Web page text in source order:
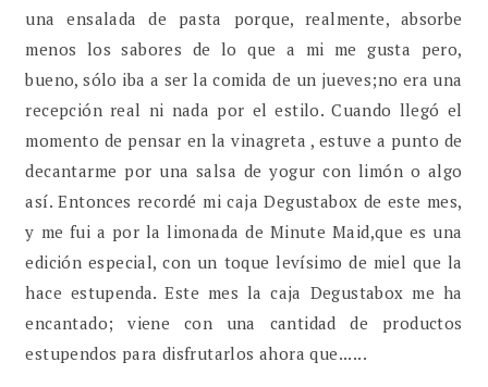
una ensalada de pasta porque, realmente, absorbe
menos los sabores de lo que a mi me gusta pero,
bueno, sólo iba a ser la comida de un jueves;no era una
recepción real ni nada por el estilo. Cuando llegó el
momento de pensar en la vinagreta , estuve a punto de
decantarme por una salsa de yogur con limón o algo
así. Entonces recordé mi caja Degustabox de este mes,
y me fui a por la limonada de Minute Maid,que es una
edición especial, con un toque levísimo de miel que la
hace estupenda. Este mes la caja Degustabox me ha
encantado; viene con una cantidad de productos
estupendos para disfrutarlos ahora que......